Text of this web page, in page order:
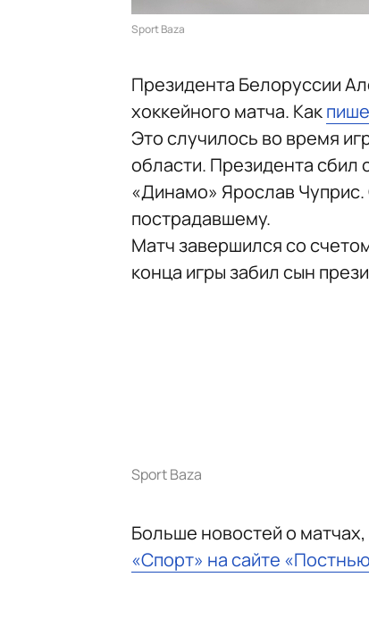
Sport Baza
Президента Белоруссии
хоккейного матча. Как
Это случилось во время
области. Президента сбил
«Динамо» Ярослав Чуприс.
пострадавшему.
Матч завершился со
конца игры забил сын
Sport Baza
Больше новостей о
«Спорт» на сайте